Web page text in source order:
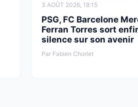
3 AOÛT 2026, 18:15
PSG, FC Barcelone
Ferran Torres sort
silence sur son avenir
Par Fabien Chorlet